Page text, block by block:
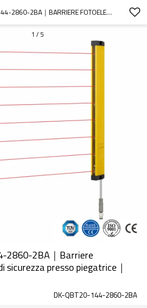
DK-QBT20-144-2860-2BA｜BARRIERE FOTOELETTRICHE DI SICUREZZA PRESSO PIEGATRICE｜DADISICK
1 / 5
2860-2BA｜Barriere
presso piegatrice｜
DK-QBT20-144-2860-2BA